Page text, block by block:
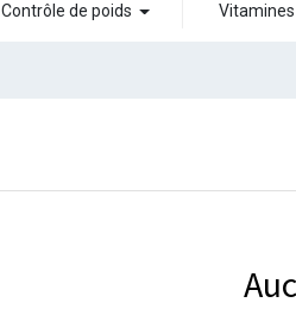
Contrôle de poids